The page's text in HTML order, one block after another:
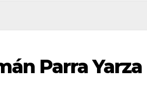
Parra